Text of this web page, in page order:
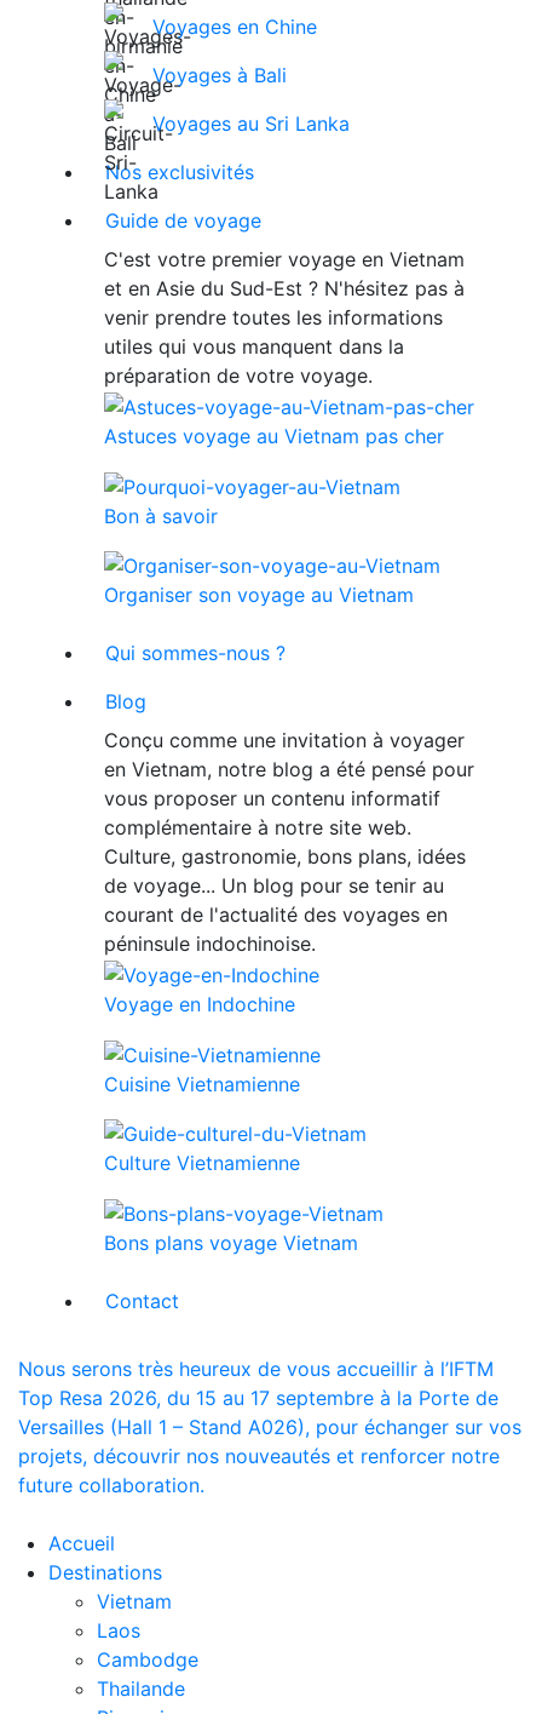
Voyages en Chine
Voyages à Bali
Voyages au Sri Lanka
Nos exclusivités
Guide de voyage
C'est votre premier voyage en Vietnam
et en Asie du Sud-Est ? N'hésitez pas à
venir prendre toutes les informations
utiles qui vous manquent dans la
préparation de votre voyage.
Astuces voyage au Vietnam pas cher
Bon à savoir
Organiser son voyage au Vietnam
Qui sommes-nous ?
Blog
Conçu comme une invitation à voyager
en Vietnam, notre blog a été pensé pour
vous proposer un contenu informatif
complémentaire à notre site web.
Culture, gastronomie, bons plans, idées
de voyage... Un blog pour se tenir au
courant de l'actualité des voyages en
péninsule indochinoise.
Voyage en Indochine
Cuisine Vietnamienne
Culture Vietnamienne
Bons plans voyage Vietnam
Contact
Nous serons très heureux de vous accueillir à l’IFTM
Top Resa 2026, du 15 au 17 septembre à la Porte de
Versailles (Hall 1 – Stand A026), pour échanger sur vos
projets, découvrir nos nouveautés et renforcer notre
future collaboration.
Accueil
Destinations
Vietnam
Laos
Cambodge
Thailande